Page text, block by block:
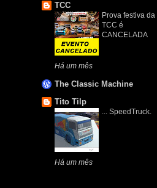
TCC
Prova festiva da
TCC é
CANCELADA
Há um mês
The Classic Machine
Tito Tilp
... SpeedTruck.
Há um mês